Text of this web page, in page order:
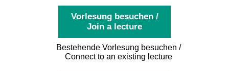
Vorlesung besuchen /
Join a lecture
Bestehende Vorlesung besuchen /
Connect to an existing lecture